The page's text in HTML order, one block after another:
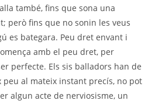
també, fins que sona una
però fins que no sonin les veus
es bategara. Peu dret envant i
amb el peu dret, per
perfecte. Els sis balladors han de
peu al mateix instant precís, no pot
algun acte de nerviosisme, un